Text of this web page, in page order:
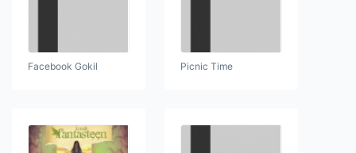
Facebook Gokil Picnic Time